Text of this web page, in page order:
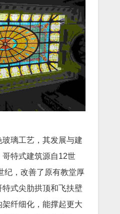
璃工艺，其发展与建
特式建筑源自12世
纪，改善了原有教堂厚
式尖肋拱顶和飞扶壁
纤细化，能撑起更大